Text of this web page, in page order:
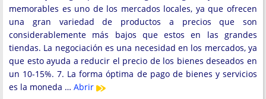
memorables es uno de los mercados locales, ya que ofrecen
una gran variedad de productos a precios que son
considerablemente más bajos que estos en las grandes
tiendas. La negociación es una necesidad en los mercados, ya
que esto ayuda a reducir el precio de los bienes deseados en
un 10-15%. 7. La forma óptima de pago de bienes y servicios
es la moneda … Abrir